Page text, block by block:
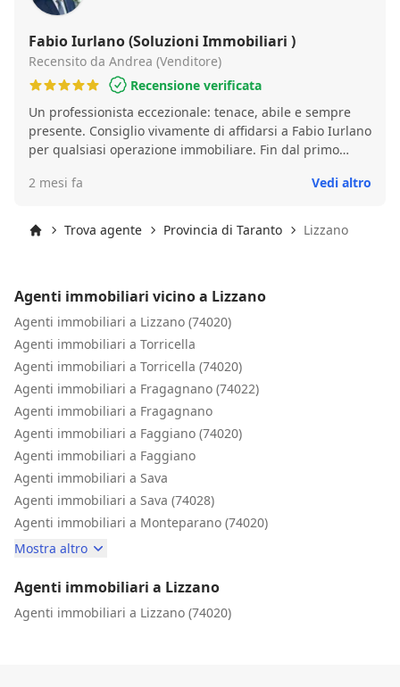
Fabio Iurlano (Soluzioni Immobiliari )
Recensito da Andrea (Venditore)
Recensione verificata
Un professionista eccezionale: tenace, abile e sempre
presente. Consiglio vivamente di affidarsi a Fabio Iurlano
per qualsiasi operazione immobiliare. Fin dal primo
ma sono state la sua caparbietà e la sua tenacia a fare
complessità della trattativa, non si è mai tirato indietro,
affrontando ogni ostacolo con un'abilità e una lucidità
rassicurarci e a trovare la soluzione migliore per le
nostre esigenze, mostrando una pazienza e un'empatia
rare da trovare oggi nel settore. Se cercate un agente
immobiliare che non si limita a "fare il suo lavoro", ma
che ci mette l'anima, l'esperienza e una determinazione
d'acciaio per portarvi al risultato, Lui è la persona giusta.
Grazie ancora di tutto!
2 mesi fa Vedi altro
Trova agente Provincia di Taranto Lizzano
Agenti immobiliari vicino a Lizzano
Agenti immobiliari a Lizzano (74020)
Agenti immobiliari a Torricella
Agenti immobiliari a Torricella (74020)
Agenti immobiliari a Fragagnano (74022)
Agenti immobiliari a Fragagnano
Agenti immobiliari a Faggiano (74020)
Agenti immobiliari a Faggiano
Agenti immobiliari a Sava
Agenti immobiliari a Sava (74028)
Agenti immobiliari a Monteparano (74020)
Mostra altro
Agenti immobiliari a Lizzano
Agenti immobiliari a Lizzano (74020)